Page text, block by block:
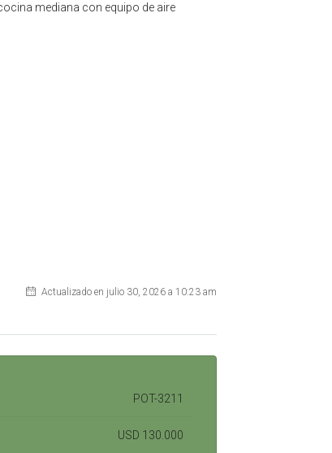
mediana con equipo de aire
Actualizado en julio 30, 2026 a 10:23 am
POT-3211
USD 130.000